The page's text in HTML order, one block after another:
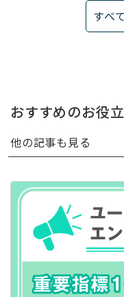
すべ
おすすめのお役
他の記事も見る